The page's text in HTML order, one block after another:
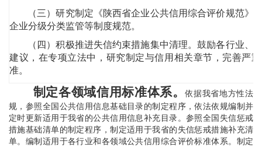
（三）研究制定《陕西省企业公共信用综合评价规范》
企业分级分类监管等制度规范。
（四）积极推进失信约束措施集中清理。鼓励各行业、
建议，在专项立法中，研究制定与信用相关章节，完善严
准。
制定各领域信用标准体系。依据我省地方性法
规，参照全国公共信用信息基础目录的制定程序，依法依规编制并
定时更新适用于我省的公共信用信息补充目录。参照全国失信惩戒
措施基础清单的制定程序，制定适用于我省的失信惩戒措施补充清
单。编制适用于各行业和各领域公共信用综合评价标准体系。制定